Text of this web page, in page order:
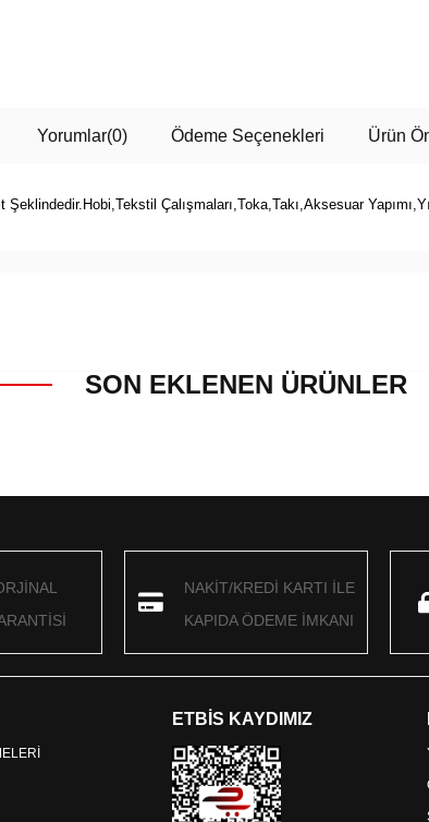
Yorumlar(0) Ödeme Seçenekleri Ürün
Çalışmaları,Toka,Takı,Aksesuar
SON EKLENEN ÜRÜNLER
NAKİT/KREDİ KARTI İLE
KAPIDA ÖDEME İMKANI
ETBİS KAYDIMIZ